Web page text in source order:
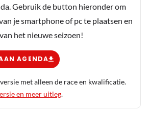
Gebruik de button hieronder om
je smartphone of pc te plaatsen en
het nieuwe seizoen!
AGENDA
met alleen de race en kwalificatie.
en meer uitleg.